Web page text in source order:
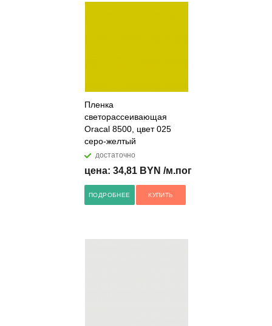
Пленка
светорассеивающая
Oracal 8500, цвет 025
серо-желтый
достаточно
цена: 34,81 BYN /м.пог
ПОДРОБНЕЕ КУПИТЬ